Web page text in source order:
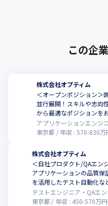
この企
株式会社オプティム
＜オープンポジション＞
並行展開！スキルや志向
から最適なポジションを
アプリケーションエンジ
東京都
年収 :570-830万
株式会社オプティム
＜自社プロダクト/QAエン
アプリケーションの品質保
を活用したテスト自動化な
ともに高めませんか
テストエンジニア・QAエ
東京都
年収 : 450-570万円